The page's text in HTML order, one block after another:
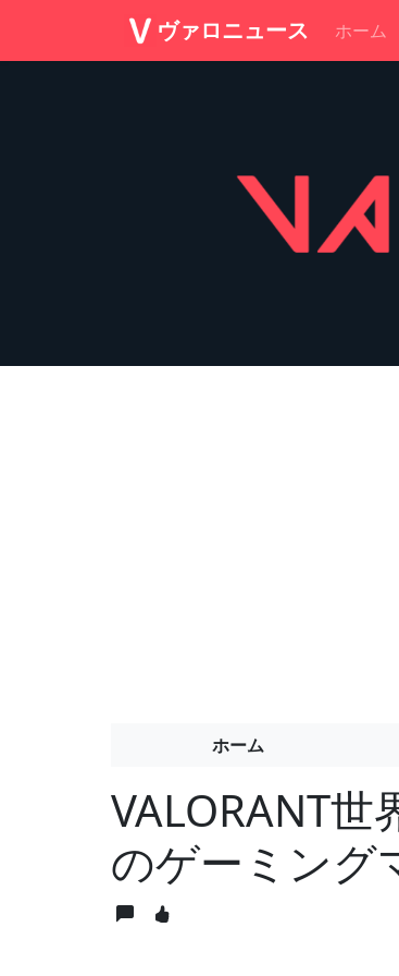
ヴァロニュース ホーム
ホーム
VALORANT世
のゲーミング